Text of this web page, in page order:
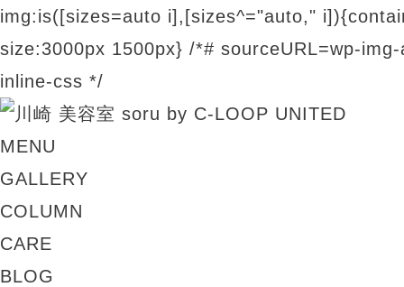
img:is([sizes=auto i],[sizes^="auto,"
size:3000px 1500px} /*# sourceURL=wp-
inline-css */
MENU
GALLERY
COLUMN
CARE
BLOG